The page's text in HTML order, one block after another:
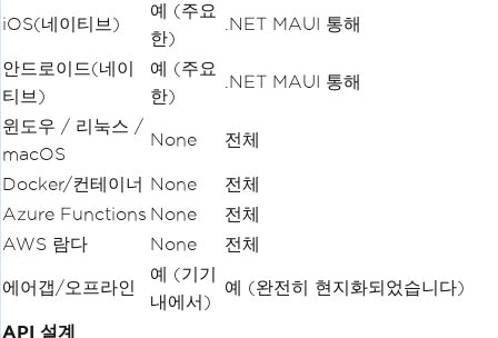
iOS(네이티브)
예 (주요
한)
.NET MAUI 통해
안드로이드(네이
티브)
예 (주요
한)
.NET MAUI 통해
윈도우 / 리눅스 /
macOS
None 전체
Docker/컨테이너 None
전체
Azure Functions None
전체
AWS 람다
None 전체
에어갭/오프라인
예 (기기
내에서)
예 (완전히 현지화되었습니다)
API 설계